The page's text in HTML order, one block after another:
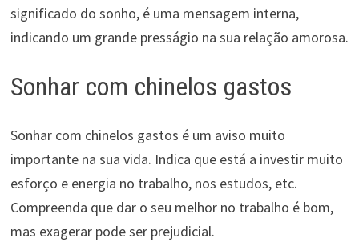
significado do sonho, é uma mensagem interna,
indicando um grande presságio na sua relação amorosa.
Sonhar com chinelos gastos
Sonhar com chinelos gastos é um aviso muito
importante na sua vida. Indica que está a investir muito
esforço e energia no trabalho, nos estudos, etc.
Compreenda que dar o seu melhor no trabalho é bom,
mas exagerar pode ser prejudicial.